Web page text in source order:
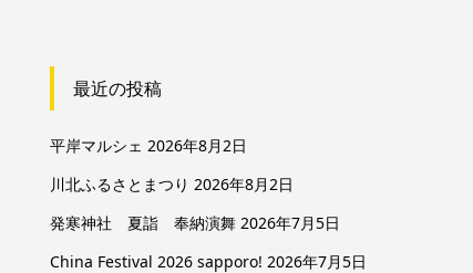
最近の投稿
平岸マルシェ 2026年8月2日
川北ふるさとまつり 2026年8月2日
発寒神社 夏詣 奉納演舞 2026年7月5日
China Festival 2026 sapporo! 2026年7月5日